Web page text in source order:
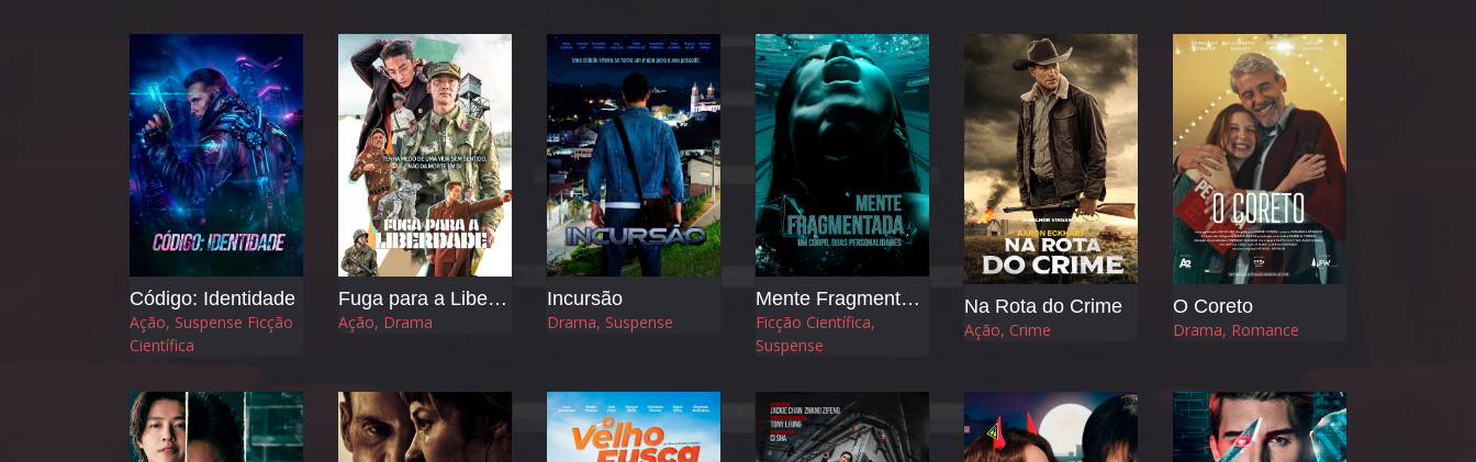
Código: Identidade
Ação, Suspense Ficção
Científica
Fuga para a Liberdade
Ação, Drama
Incursão
Drama, Suspense
Mente Fragmentada
Ficção Científica,
Suspense
Na Rota do Crime
Ação, Crime
O Coreto
Drama, Romance